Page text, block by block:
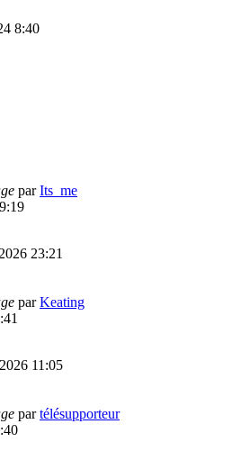
8:40
parIts_me
23:21
parKeating
11:05
partélésupporteur